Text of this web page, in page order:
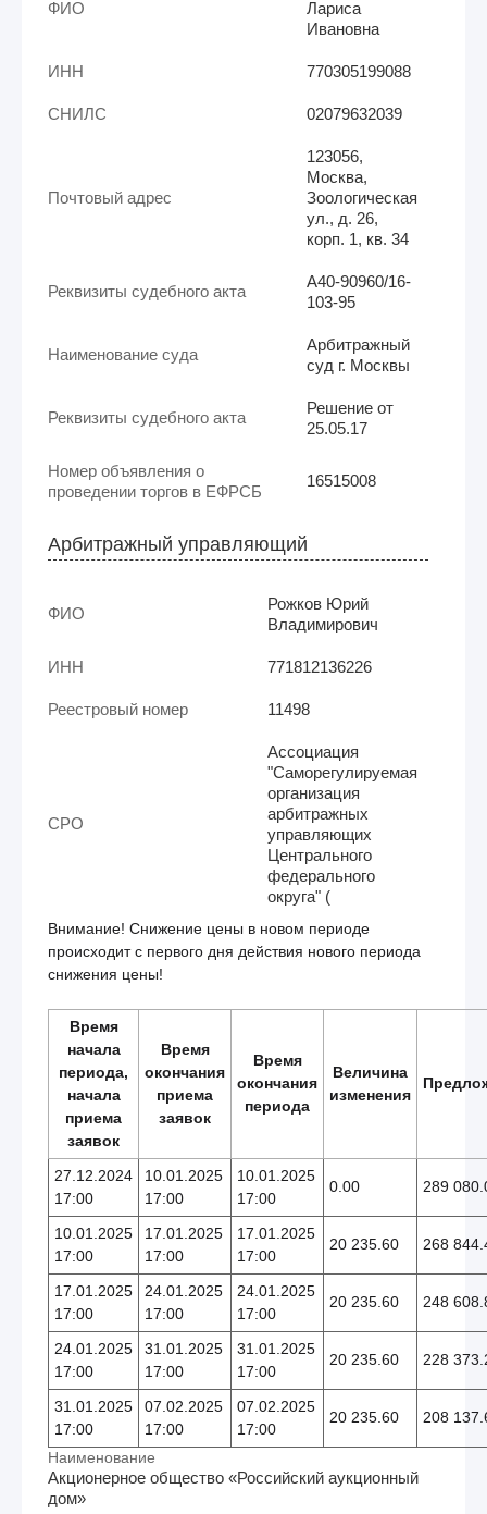
ФИО
Лариса
Ивановна
ИНН 770305199088
СНИЛС 02079632039
Почтовый адрес
123056,
Москва,
Зоологическая
ул., д. 26,
корп. 1, кв. 34
Реквизиты судебного акта
А40-90960/16-
103-95
Наименование суда
Арбитражный
суд г. Москвы
Реквизиты судебного акта
Решение от
25.05.17
Номер объявления о
проведении торгов в ЕФРСБ
16515008
Арбитражный управляющий
ФИО
Рожков Юрий
Владимирович
ИНН 771812136226
Реестровый номер 11498
СРО
Ассоциация
"Саморегулируемая
организация
арбитражных
управляющих
Центрального
федерального
округа" (
Внимание! Снижение цены в новом периоде
происходит с первого дня действия нового периода
снижения цены!
Время
начала
периода,
начала
приема
заявок
Время
окончания
приема
заявок
Время
окончания
периода
Величина
изменения
27.12.2024
17:00
10.01.2025
17:00
10.01.2025
17:00
0.00 289
10.01.2025
17:00
17.01.2025
17:00
17.01.2025
17:00
20 235.60 268
17.01.2025
17:00
24.01.2025
17:00
24.01.2025
17:00
20 235.60 248
24.01.2025
17:00
31.01.2025
17:00
31.01.2025
17:00
20 235.60 228
31.01.2025
17:00
07.02.2025
17:00
07.02.2025
17:00
20 235.60 208
Наименование
Акционерное общество «Российский аукционный
дом»